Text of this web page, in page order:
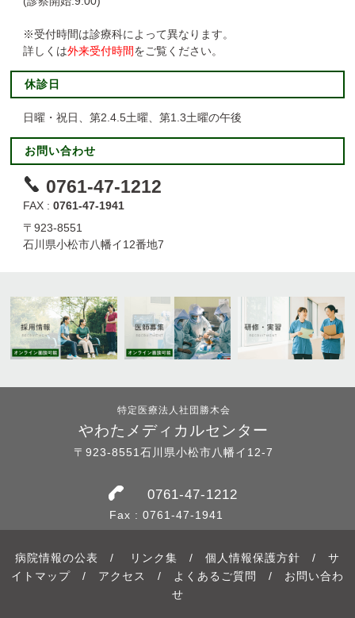
呼吸ケアサポートチーム（RST）
術後疼痛管理チーム
※受付時間は診療科によって異なります。
詳しくは外来受付時間をご覧ください。
休診日
日曜・祝日、第2.4.5土曜、第1.3土曜の午後
お問い合わせ
0761-47-1212
FAX :0761-47-1941
〒923-8551
石川県小松市八幡イ12番地7
特定医療法人社団勝木会
やわたメディカルセンター
〒923-8551石川県小松市八幡イ12-7
0761-47-1212
Fax : 0761-47-1941
病院情報の公表 / リンク集 / 個人情報保護方針 / サ
イトマップ / アクセス / よくあるご質問 / お問い合わ
せ